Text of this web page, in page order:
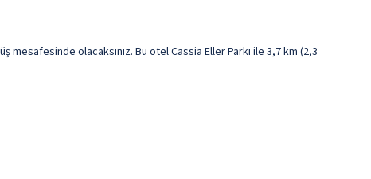
olacaksınız. Bu otel Cassia Eller Parkı ile 3,7 km (2,3